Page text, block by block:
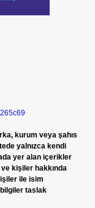
kurum veya şahıs
yalnızca kendi
yer alan içerikler
kişiler hakkında
ile isim
taslak